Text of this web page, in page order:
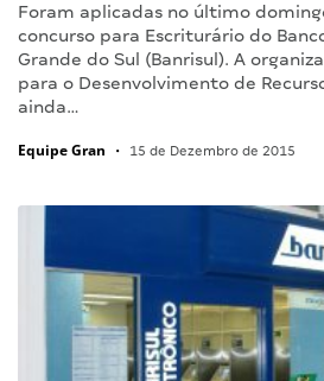
Foram aplicadas no último
concurso para Escriturário do
Grande do Sul (Banrisul). A
para o Desenvolvimento de
ainda…
Equipe Gran • 15 de Dezembro de 2015